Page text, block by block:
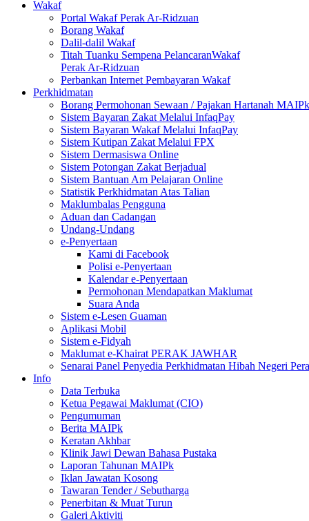
Wakaf
Portal Wakaf Perak Ar-Ridzuan
Borang Wakaf
Dalil-dalil Wakaf
Titah Tuanku Sempena PelancaranWakaf
Perak Ar-Ridzuan
Perbankan Internet Pembayaran Wakaf
Perkhidmatan
Borang Permohonan Sewaan / Pajakan Hartanah MAIPk
Sistem Bayaran Zakat Melalui InfaqPay
Sistem Bayaran Wakaf Melalui InfaqPay
Sistem Kutipan Zakat Melalui FPX
Sistem Dermasiswa Online
Sistem Potongan Zakat Berjadual
Sistem Bantuan Am Pelajaran Online
Statistik Perkhidmatan Atas Talian
Maklumbalas Pengguna
Aduan dan Cadangan
Undang-Undang
e-Penyertaan
Kami di Facebook
Polisi e-Penyertaan
Kalendar e-Penyertaan
Permohonan Mendapatkan Maklumat
Suara Anda
Sistem e-Lesen Guaman
Aplikasi Mobil
Sistem e-Fidyah
Maklumat e-Khairat PERAK JAWHAR
Senarai Panel Penyedia Perkhidmatan Hibah Negeri
Info
Data Terbuka
Ketua Pegawai Maklumat (CIO)
Pengumuman
Berita MAIPk
Keratan Akhbar
Klinik Jawi Dewan Bahasa Pustaka
Laporan Tahunan MAIPk
Iklan Jawatan Kosong
Tawaran Tender / Sebutharga
Penerbitan & Muat Turun
Galeri Aktiviti